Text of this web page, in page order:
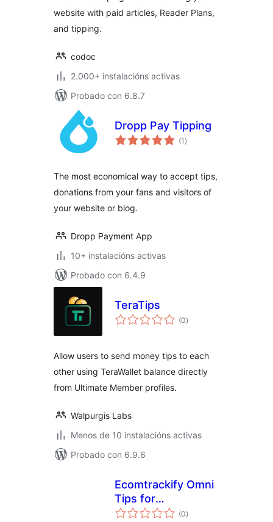
website with paid articles, Reader Plans,
and tipping.
codoc
2.000+ instalacións activas
Probado con 6.8.7
Dropp Pay Tipping
(1 valoracións
totais
)
The most economical way to accept tips,
donations from your fans and visitors of
your website or blog.
Dropp Payment App
10+ instalacións activas
Probado con 6.4.9
TeraTips
(0valoracións
totais
)
Allow users to send money tips to each
other using TeraWallet balance directly
from Ultimate Member profiles.
Walpurgis Labs
Menos de 10 instalacións activas
Probado con 6.9.6
Ecomtrackify Omni
Tips for
WooCommerce
(0valoracións
totais
)